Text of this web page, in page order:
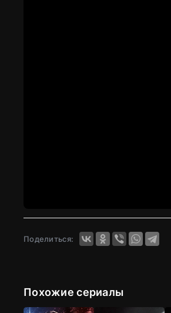
Поделиться:
Похожие сериалы